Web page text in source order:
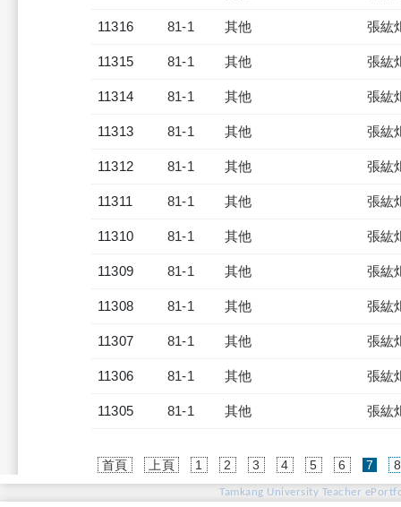
11316 81-1 其他 張紘
11315 81-1 其他 張紘
11314 81-1 其他 張紘
11313 81-1 其他 張紘
11312 81-1 其他 張紘
11311 81-1 其他 張紘
11310 81-1 其他 張紘
11309 81-1 其他 張紘
11308 81-1 其他 張紘
11307 81-1 其他 張紘
11306 81-1 其他 張紘
11305 81-1 其他 張紘
首頁 上頁 1 2 3 4 5 6 7 8
Tamkang University Teacher